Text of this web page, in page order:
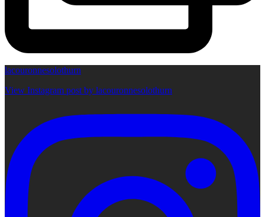
lacouronnesolothurn
View Instagram post by lacouronnesolothurn